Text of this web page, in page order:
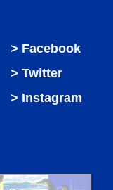
Facebook
Twitter
Instagram